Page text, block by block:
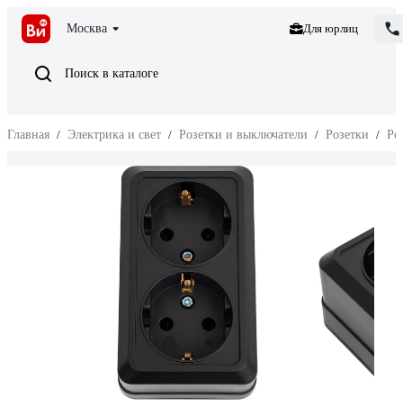
Москва Для юрлиц
Поиск в каталоге
Главная / Электрика и свет / Розетки и выключатели / Розетки /